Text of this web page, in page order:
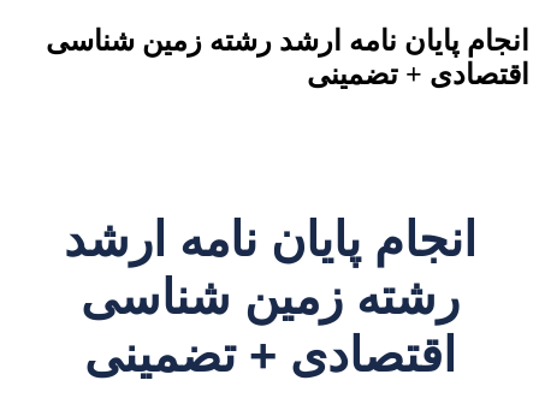
انجام پایان نامه ارشد رشته زمین شناسی
اقتصادی + تضمینی
انجام پایان نامه ارشد
رشته زمین شناسی
اقتصادی + تضمینی